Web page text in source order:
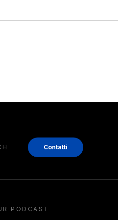
Contatti
PODCAST